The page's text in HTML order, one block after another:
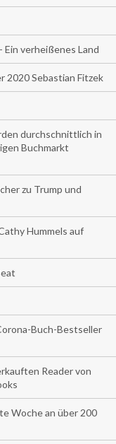
Ein verheißenes Land
2020 Sebastian Fitzek
durchschnittlich in
Buchmarkt
zu Trump und
Hummels auf
Buch-Bestseller
Reader von
Woche an über 200